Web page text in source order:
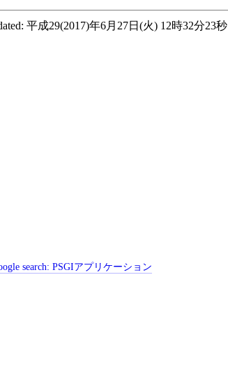
平成29(2017)年6月27日(火) 12時32分23秒
search:PSGIアプリケーション